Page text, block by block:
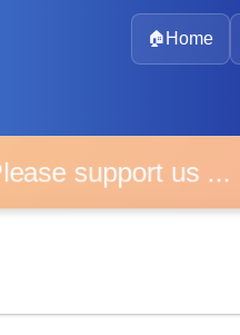
🏠 Home
support us ...